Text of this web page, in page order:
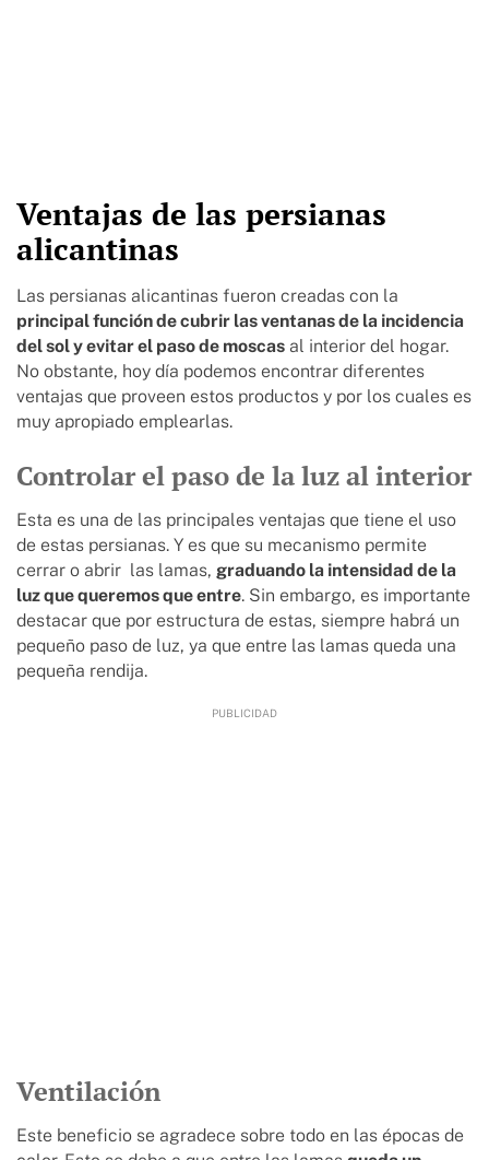
Ventajas de las persianas
alicantinas
Las persianas alicantinas fueron creadas con la
principal función de cubrir las ventanas de la incidencia
del sol y evitar el paso de moscas al interior del hogar.
No obstante, hoy día podemos encontrar diferentes
ventajas que proveen estos productos y por los cuales es
muy apropiado emplearlas.
Controlar el paso de la luz al interior
Esta es una de las principales ventajas que tiene el uso
de estas persianas. Y es que su mecanismo permite
cerrar o abrir las lamas, graduando la intensidad de la
luz que queremos que entre. Sin embargo, es importante
destacar que por estructura de estas, siempre habrá un
pequeño paso de luz, ya que entre las lamas queda una
pequeña rendija.
Ventilación
Este beneficio se agradece sobre todo en las épocas de